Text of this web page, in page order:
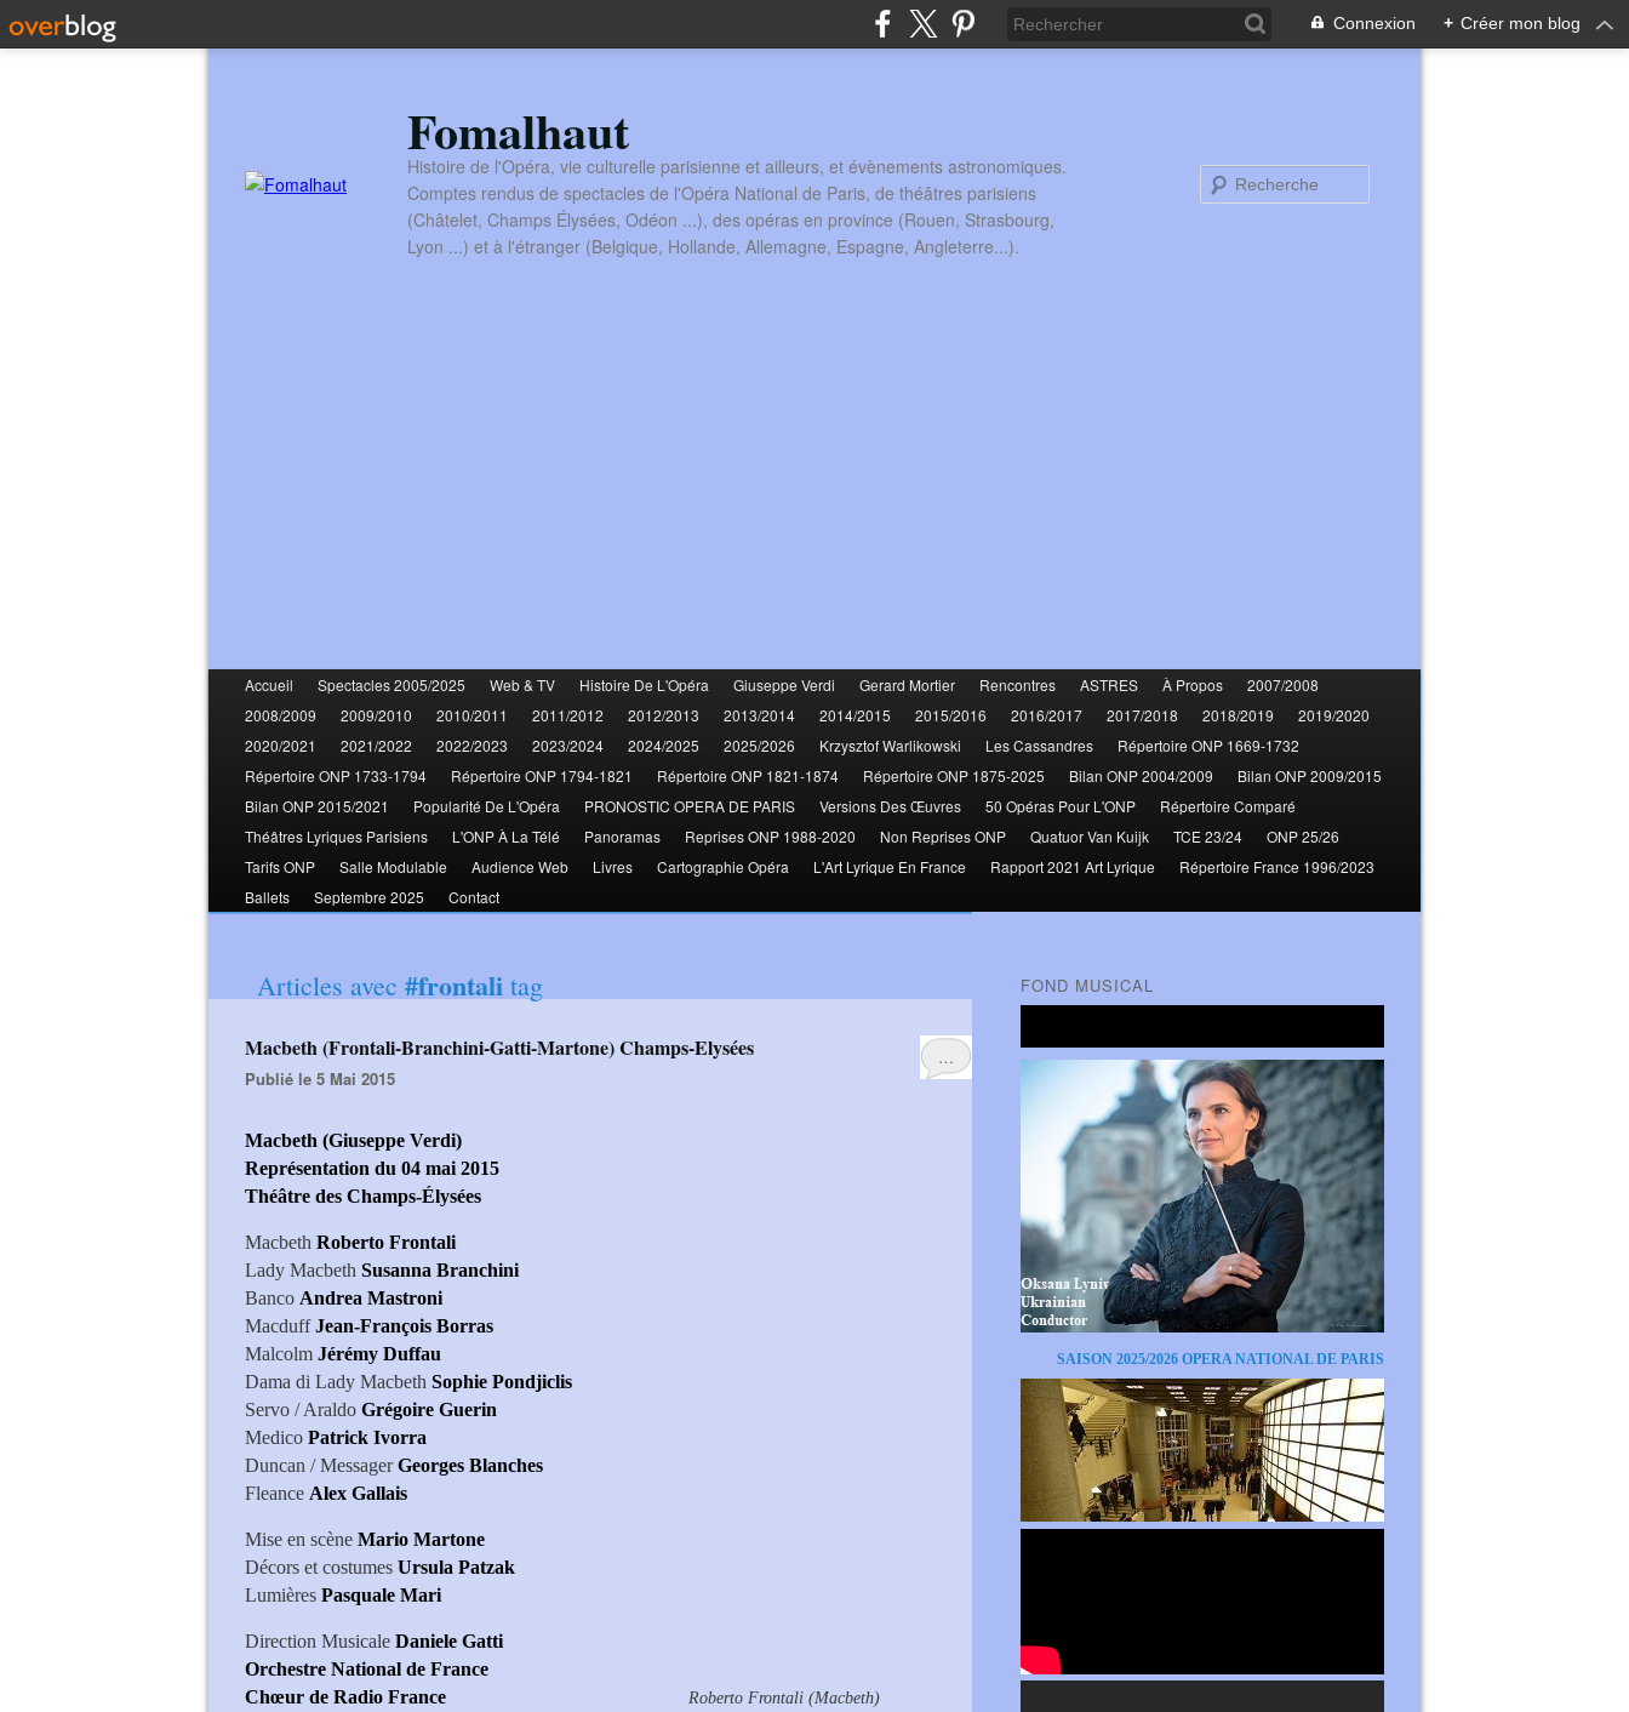
Connexion + Créer mon blog
Fomalhaut
Histoire de l'Opéra, vie culturelle parisienne et ailleurs, et évènements astronomiques.
Comptes rendus de spectacles de l'Opéra National de Paris, de théâtres parisiens
(Châtelet, Champs Élysées, Odéon ...), des opéras en province (Rouen, Strasbourg,
Lyon ...) et à l'étranger (Belgique, Hollande, Allemagne, Espagne, Angleterre...).
Accueil Spectacles 2005/2025 Web & TV Histoire De L'Opéra Giuseppe Verdi Gerard Mortier Rencontres ASTRES À Propos
2007/2008
2008/2009
2009/2010 2010/2011 2011/2012 2012/2013 2013/2014 2014/2015 2015/2016 2016/2017 2017/2018 2018/2019
2019/2020
2020/2021
2021/2022 2022/2023 2023/2024 2024/2025 2025/2026 Krzysztof Warlikowski Les Cassandres
Répertoire ONP 1669-1732
Répertoire ONP 1733-1794
Répertoire ONP 1794-1821 Répertoire ONP 1821-1874 Répertoire ONP 1875-2025 Bilan ONP 2004/2009
Bilan ONP 2009/2015
Bilan ONP 2015/2021
Popularité De L'Opéra PRONOSTIC OPERA DE PARIS Versions Des Œuvres 50 Opéras Pour L'ONP
Répertoire Comparé
Théâtres Lyriques Parisiens
L'ONP À La Télé Panoramas Reprises ONP 1988-2020 Non Reprises ONP Quatuor Van Kuijk TCE 23/24
ONP 25/26
Tarifs ONP
Salle Modulable Audience Web Livres Cartographie Opéra L'Art Lyrique En France Rapport 2021 Art Lyrique
Répertoire France 1996/2023
Ballets
Septembre 2025 Contact
Articles avec #frontali tag
…
Macbeth (Frontali-Branchini-Gatti-Martone) Champs-Elysées
Publié le 5 Mai 2015
Macbeth (Giuseppe Verdi)
Représentation du 04 mai 2015
Théâtre des Champs-Élysées
Macbeth Roberto Frontali
Lady Macbeth Susanna Branchini
Banco Andrea Mastroni
MacduffJean-François Borras
Malcolm Jérémy Duffau
Dama di Lady Macbeth Sophie Pondjiclis
Servo / Araldo Grégoire Guerin
Medico Patrick Ivorra
Duncan / MessagerGeorges Blanches
Fleance Alex Gallais
Mise en scène Mario Martone
Décors et costumes Ursula Patzak
Lumières Pasquale Mari
Direction Musicale Daniele Gatti
Orchestre National de France
Chœur de Radio France
Roberto Frontali (Macbeth)
FOND MUSICAL
SAISON 2025/2026 OPERA NATIONAL DE PARIS